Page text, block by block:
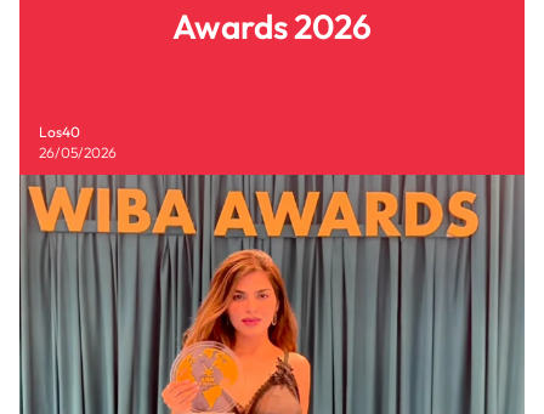
Awards 2026
Los40
26/05/2026